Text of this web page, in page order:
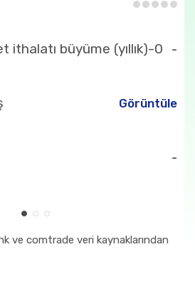
ithalatı büyüme (yıllık)-0 -
Görüntüle
-
ve comtrade veri kaynaklarından